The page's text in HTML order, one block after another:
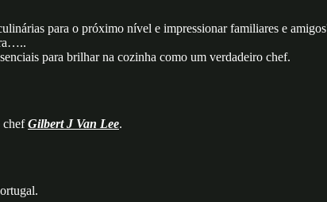
para o próximo nível e impressionar familiares e
para brilhar na cozinha como um verdadeiro chef.
chefGilbert J Van Lee.